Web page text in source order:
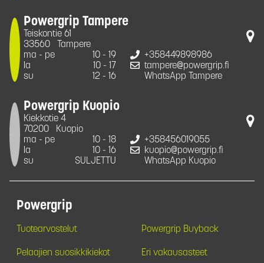
Powergrip Tampere
Teiskontie 61
33560
Tampere
ma - pe
10 - 19
la
10 - 17
su
12 - 16
+358449898986
tampere@powergrip.fi
WhatsApp Tampere
Powergrip Kuopio
Kiekkotie 4
70200
Kuopio
ma - pe
10 - 18
la
10 - 16
su
SULJETTU
+358456019055
kuopio@powergrip.fi
WhatsApp Kuopio
Powergrip
Tuotearvostelut Powergrip Buyback
Pelaajien suosikkikiekot Eri vakausasteet